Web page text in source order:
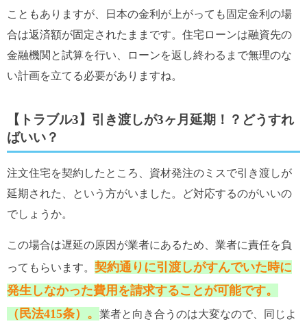
こともありますが、日本の金利が上がっても固定金利の場
合は返済額が固定されたままです。住宅ローンは融資先の
金融機関と試算を行い、ローンを返し終わるまで無理のな
い計画を立てる必要がありますね。
【トラブル3】引き渡しが3ヶ月延期！？どうすれ
ばいい？
注文住宅を契約したところ、資材発注のミスで引き渡しが
延期された、という方がいました。ど対応するのがいいの
でしょうか。
この場合は遅延の原因が業者にあるため、業者に責任を負
ってもらいます。 契約通りに引渡しがすんでいた時に
発生しなかった費用を請求することが可能です。
（民法415条）。 業者と向き合うのは大変なので、同じよ